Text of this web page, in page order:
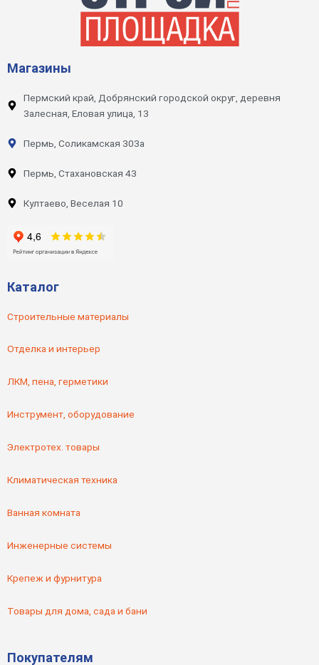
Магазины
Пермский край, Добрянский городской округ, деревня
Залесная, Еловая улица, 13
Пермь, Соликамская 303а
Пермь, Стахановская 43
Култаево, Веселая 10
Каталог
Строительные материалы
Отделка и интерьер
ЛКМ, пена, герметики
Инструмент, оборудование
Электротех. товары
Климатическая техника
Ванная комната
Инженерные системы
Крепеж и фурнитура
Товары для дома, сада и бани
Покупателям